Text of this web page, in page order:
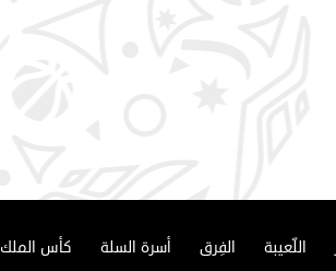
اللّعيبة الفِرق أسرة السلة كأس الملك